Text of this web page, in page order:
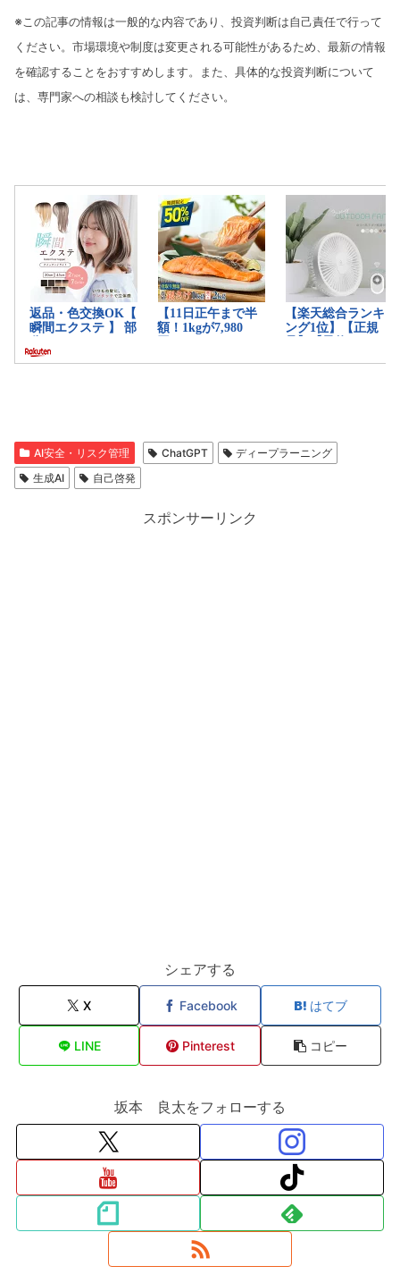
※この記事の情報は一般的な内容であり、投資判断は自己責任で行って
ください。市場環境や制度は変更される可能性があるため、最新の情報
を確認することをおすすめします。また、具体的な投資判断について
は、専門家への相談も検討してください。
AI安全・リスク管理 ChatGPT
ディープラーニング
生成AI
自己啓発
スポンサーリンク
シェアする
X Facebook はてブ
LINE Pinterest コピー
坂本 良太をフォローする